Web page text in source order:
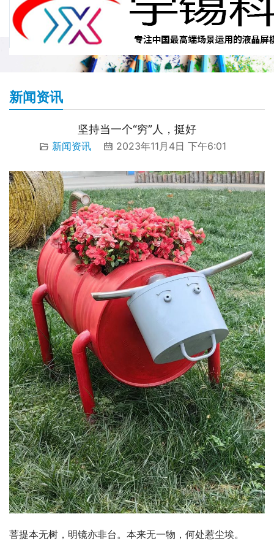
新闻资讯
坚持当一个“穷”人，挺好
新闻资讯 2023年11月4日 下午6:01
菩提本无树，明镜亦非台。本来无一物，何处惹尘埃。